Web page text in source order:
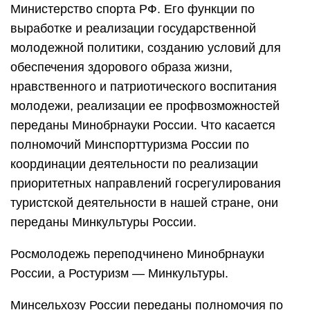
Министерство спорта РФ. Его функции по
выработке и реализации государственной
молодежной политики, созданию условий для
обеспечения здорового образа жизни,
нравственного и патриотического воспитания
молодежи, реализации ее профвозможностей
переданы Минобрнауки России. Что касается
полномочий Минспорттуризма России по
координации деятельности по реализации
приоритетных направлений госрегулирования
туристской деятельности в нашей стране, они
переданы Минкультуры России.
Росмолодежь переподчинено Минобрнауки
России, а Ростуризм — Минкультуры.
Минсельхозу России переданы полномочия по